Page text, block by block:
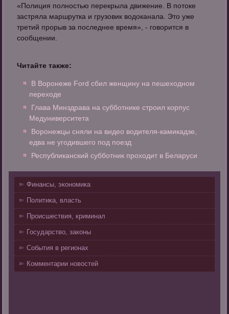
«Полиция полностью перекрыла движение. В потоке
застряла маршрутка и грузовик водоканала. Это уже
третий прорыв за последнее время», - говорится в
сообщении.
Читайте также:
В Воронеже Ford сбил женщину на пешеходном
переходе
Глава Минздрава на субботнике строил корпус
Медуниверситета
Воронежцы сняли на видео водителя-камикадзе,
едва не угодившего под поезд
Республиканский субботник проходит в Беларуси
Финансы, экономика
Политика, власть
Происшествия, криминал
Государство, законы
События в регионах
Комментарии новостей